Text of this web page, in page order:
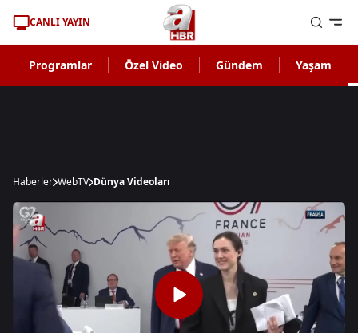
CANLI YAYIN
Programlar Özel Video Gündem Yaşam
Haberler WebTV Dünya Videoları